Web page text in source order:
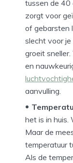
tussen de 40
zorgt voor
of gebarsten
slecht voor
groeit
en
aanvulling.
het is in huis.
Maar de
temperatuur
Als de